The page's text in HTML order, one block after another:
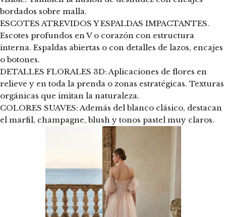
bordados sobre malla.
ESCOTES ATREVIDOS Y ESPALDAS IMPACTANTES.
Escotes profundos en V o corazón con estructura
interna. Espaldas abiertas o con detalles de lazos, encajes
o botones.
DETALLES FLORALES 3D: Aplicaciones de flores en
relieve y en toda la prenda o zonas estratégicas. Texturas
orgánicas que imitan la naturaleza.
COLORES SUAVES: Además del blanco clásico, destacan
el marfil, champagne, blush y tonos pastel muy claros.